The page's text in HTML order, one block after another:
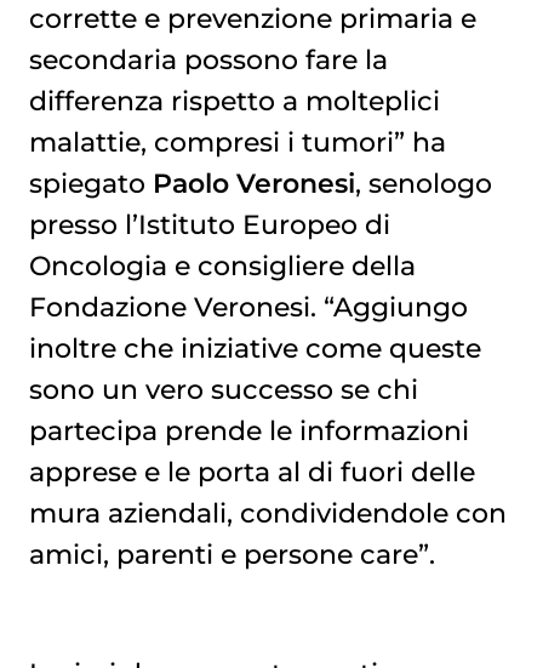
corrette e prevenzione primaria e
secondaria possono fare la
differenza rispetto a molteplici
malattie, compresi i tumori” ha
spiegato Paolo Veronesi, senologo
presso l’Istituto Europeo di
Oncologia e consigliere della
Fondazione Veronesi. “Aggiungo
inoltre che iniziative come queste
sono un vero successo se chi
partecipa prende le informazioni
apprese e le porta al di fuori delle
mura aziendali, condividendole con
amici, parenti e persone care”.